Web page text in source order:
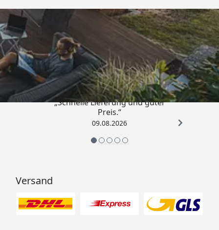
Trusted Shops
4,83/ 5
„Schnelle Lieferung und guter
Preis.“
09.08.2026
Versand